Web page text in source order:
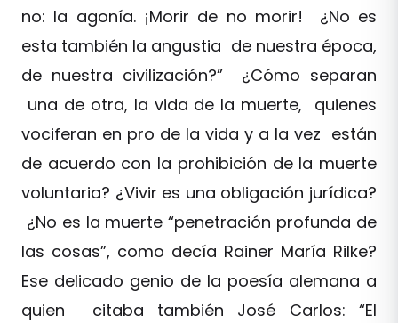
no: la agonía. ¡Morir de no morir! ¿No es
esta también la angustia de nuestra época,
de nuestra civilización?” ¿Cómo separan
una de otra, la vida de la muerte, quienes
vociferan en pro de la vida y a la vez están
de acuerdo con la prohibición de la muerte
voluntaria? ¿Vivir es una obligación jurídica?
¿No es la muerte “penetración profunda de
las cosas”, como decía Rainer María Rilke?
Ese delicado genio de la poesía alemana a
quien citaba también José Carlos: “El